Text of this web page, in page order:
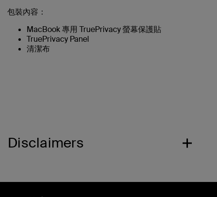
包裝內容：
MacBook 專用 TruePrivacy 螢幕保護貼
TruePrivacy Panel
清潔布
Disclaimers